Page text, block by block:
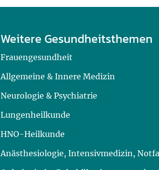
Weitere Gesundheitsthemen
Frauengesundheit
Allgemeine & Innere Medizin
Neurologie & Psychiatrie
Lungenheilkunde
HNO-Heilkunde
Anästhesiologie, Intensivmedizin,